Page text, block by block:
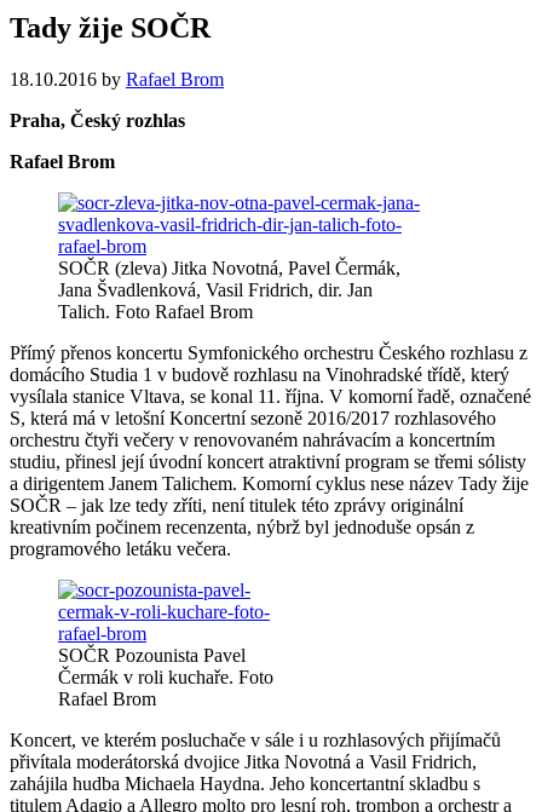
Tady žije SOČR
18.10.2016 by Rafael Brom
Praha, Český rozhlas
Rafael Brom
SOČR (zleva) Jitka Novotná, Pavel Čermák,
Jana Švadlenková, Vasil Fridrich, dir. Jan
Talich. Foto Rafael Brom
Přímý přenos koncertu Symfonického orchestru Českého rozhlasu z
domácího Studia 1 v budově rozhlasu na Vinohradské třídě, který
vysílala stanice Vltava, se konal 11. října. V komorní řadě, označené
S, která má v letošní Koncertní sezoně 2016/2017 rozhlasového
orchestru čtyři večery v renovovaném nahrávacím a koncertním
studiu, přinesl její úvodní koncert atraktivní program se třemi sólisty
a dirigentem Janem Talichem. Komorní cyklus nese název Tady žije
SOČR – jak lze tedy zříti, není titulek této zprávy originální
kreativním počinem recenzenta, nýbrž byl jednoduše opsán z
programového letáku večera.
SOČR Pozounista Pavel
Čermák v roli kuchaře. Foto
Rafael Brom
Koncert, ve kterém posluchače v sále i u rozhlasových přijímačů
přivítala moderátorská dvojice Jitka Novotná a Vasil Fridrich,
zahájila hudba Michaela Haydna. Jeho koncertantní skladbu s
titulem Adagio a Allegro molto pro lesní roh, trombon a orchestr a